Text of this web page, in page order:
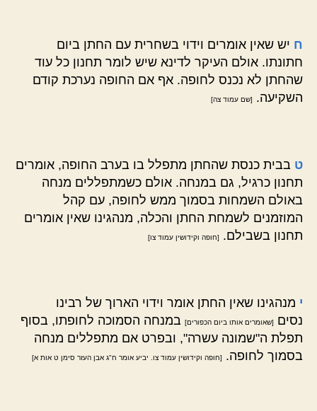
ח יש שאין אומרים וידוי בשחרית עם החתן ביום
חתונתו. אולם העיקר לדינא שיש לומר תחנון כל עוד
שהחתן לא נכנס לחופה. אף אם החופה נערכת קודם
השקיעה.
[שם עמוד צה]
ט בבית כנסת שהחתן מתפלל בו בערב החופה, אומרים
תחנון כרגיל, גם במנחה. אולם כשמתפללים מנחה
באולם השמחות בסמוך ממש לחופה, עם קהל
המוזמנים לשמחת החתן והכלה, מנהגינו שאין אומרים
תחנון בשבילם.
[חופה וקידושין עמוד צו]
י מנהגינו שאין החתן אומר וידוי הארוך של רבינו
נסים
[שאומרים אותו ביום הכפורים] במנחה הסמוכה לחופתו, בסוף
תפלת ה"שמונה עשרה", ובפרט אם מתפללים מנחה
בסמוך לחופה.
[חופה וקידושין עמוד צו. יביע אומר ח"ג אבן העזר סימן ט אות א]